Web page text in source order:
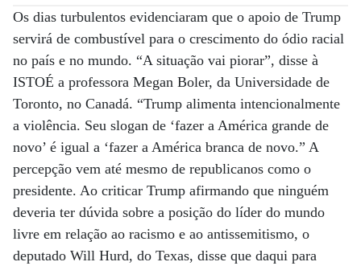
Os dias turbulentos evidenciaram que o apoio de Trump
servirá de combustível para o crescimento do ódio racial
no país e no mundo. “A situação vai piorar”, disse à
ISTOÉ a professora Megan Boler, da Universidade de
Toronto, no Canadá. “Trump alimenta intencionalmente
a violência. Seu slogan de ‘fazer a América grande de
novo’ é igual a ‘fazer a América branca de novo.” A
percepção vem até mesmo de republicanos como o
presidente. Ao criticar Trump afirmando que ninguém
deveria ter dúvida sobre a posição do líder do mundo
livre em relação ao racismo e ao antissemitismo, o
deputado Will Hurd, do Texas, disse que daqui para